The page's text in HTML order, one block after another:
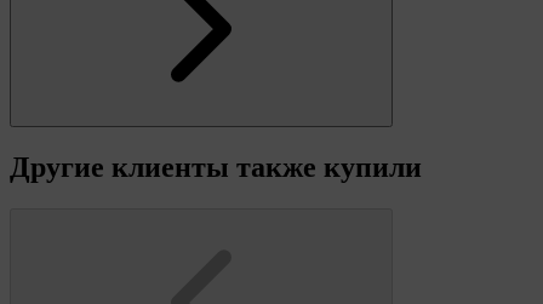
Другие клиенты также купили